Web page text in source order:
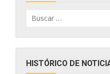
por:
HISTÓRICO DE